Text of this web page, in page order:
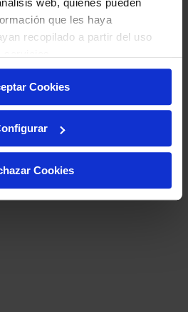
web, quienes pueden
que les haya
recopilado a partir del uso
Cookies
Cookies